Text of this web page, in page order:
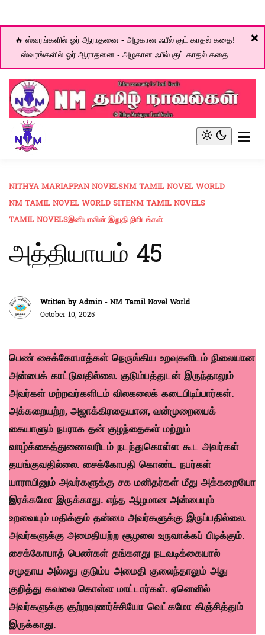
❌
🔥 ஸ்வரங்களில் ஓர் ஆராதனை - அழகான ஃபீல் குட் காதல் கதை!
ஸ்வரங்களில் ஓர் ஆராதனை - அழகான ஃபீல் குட் காதல் கதை
Skip
content
NM Tamil Novel WorldLight
to
NITHYA MARIAPPAN NOVELSNM TAMIL NOVEL WORLD
NM TAMIL NOVEL WORLD SITENM TAMIL NOVELS
TAMIL NOVELSஇனியாவின் இறுதி நிமிடங்கள்
அத்தியாயம் 45
Written byAdmin - NM Tamil Novel World
October 10, 2025
பெண் சைக்கோபாத்கள் நெருங்கிய உறவுகளிடம் நிலையான
அன்பைக் காட்டுவதில்லை. குடும்பத்துடன் இருந்தாலும்
அவர்கள் மற்றவர்களிடம் விலகலைக் கடைபிடிப்பார்கள்.
அக்கறையற்ற, அஜாக்கிரதையான, வன்முறையைக்
கையாளும் நபராக தன் குழந்தைகள் மற்றும்
வாழ்க்கைத்துணைவரிடம் நடந்துகொள்ள கூட அவர்கள்
தயங்குவதில்லை. சைக்கோபதி கொண்ட நபர்கள்
யாராயினும் அவர்களுக்கு சக மனிதர்கள் மீது அக்கறையோ
இரக்கமோ இருக்காது. எந்த ஆழமான அன்பையும்
உறவையும் மதிக்கும் தன்மை அவர்களுக்கு இருப்பதில்லை.
அவர்களுக்கு அமைதியற்ற சூழலை உருவாக்கப் பிடிக்கும்.
சைக்கோபாத் பெண்கள் தங்களது நடவடிக்கையால்
சமுதாய அல்லது குடும்ப அமைதி குலைந்தாலும் அது
குறித்து கவலை கொள்ள மாட்டார்கள். ஏனெனில்
அவர்களுக்கு குற்றவுணர்ச்சியோ வெட்கமோ கிஞ்சித்தும்
இருக்காது.